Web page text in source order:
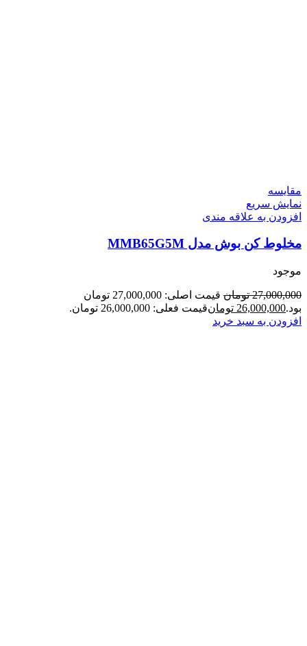
مقايسه
نمایش سریع
افزودن به علاقه مندی
مخلوط کن بوش مدل MMB65G5M
موجود
27,000,000 تومان
قیمت اصلی: 27,000,000 تومان
بود.26,000,000 تومانقیمت فعلی: 26,000,000 تومان.
افزودن به سبد خرید